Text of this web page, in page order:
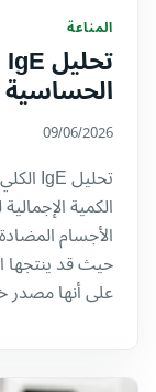
المناعة
09/06/2026
الأجسام
حيث قد ينتجها
على أنها مصدر